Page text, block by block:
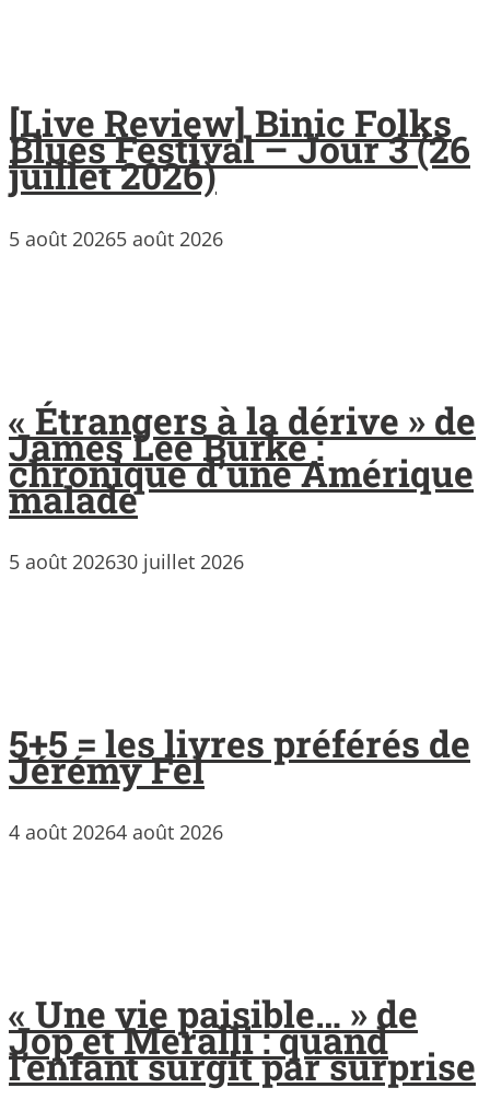
[Live Review] Binic Folks
Blues Festival – Jour 3 (26
juillet 2026)
5 août 20265 août 2026
« Étrangers à la dérive » de
James Lee Burke :
chronique d’une Amérique
malade
5 août 202630 juillet 2026
5+5 = les livres préférés de
Jérémy Fel
4 août 20264 août 2026
« Une vie paisible… » de
Jop et Meralli : quand
l’enfant surgit par surprise